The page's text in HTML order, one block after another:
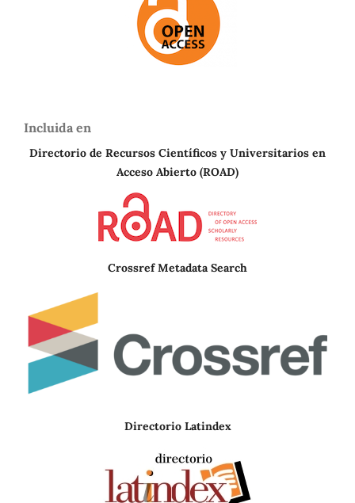
Incluida en
Directorio de Recursos Científicos y Universitarios en
Acceso Abierto (ROAD)
Crossref Metadata Search
Directorio Latindex